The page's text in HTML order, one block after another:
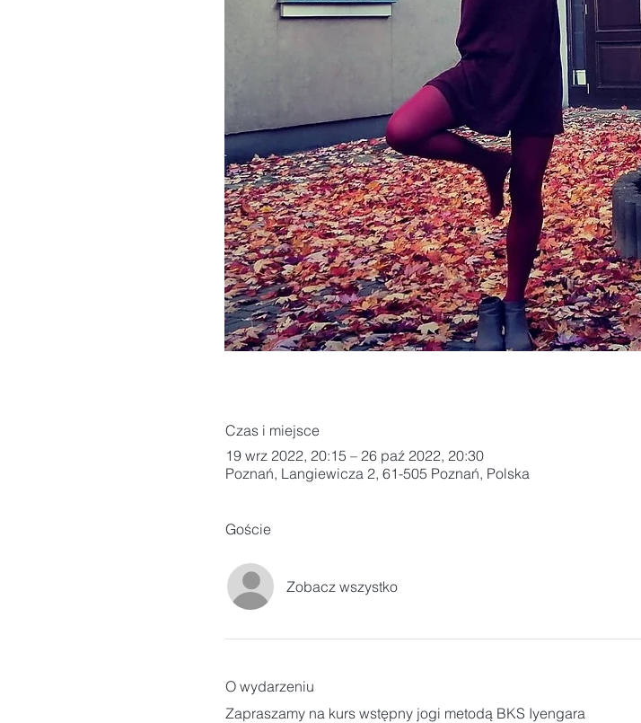
Czas i miejsce
19 wrz 2022, 20:15 – 26 paź 2022, 20:30
Poznań, Langiewicza 2, 61-505 Poznań, Polska
Goście
Zobacz wszystko
O wydarzeniu
Zapraszamy na kurs wstępny jogi metodą BKS Iyengara